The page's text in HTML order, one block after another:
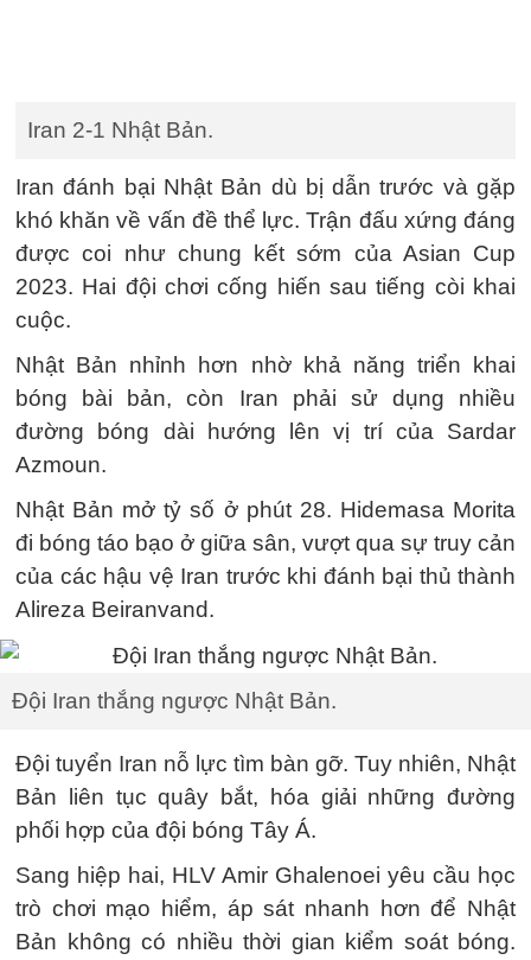
Iran 2-1 Nhật Bản.
Iran đánh bại Nhật Bản dù bị dẫn trước và gặp
khó khăn về vấn đề thể lực. Trận đấu xứng đáng
được coi như chung kết sớm của Asian Cup
2023. Hai đội chơi cống hiến sau tiếng còi khai
cuộc.
Nhật Bản nhỉnh hơn nhờ khả năng triển khai
bóng bài bản, còn Iran phải sử dụng nhiều
đường bóng dài hướng lên vị trí của Sardar
Azmoun.
Nhật Bản mở tỷ số ở phút 28. Hidemasa Morita
đi bóng táo bạo ở giữa sân, vượt qua sự truy cản
của các hậu vệ Iran trước khi đánh bại thủ thành
Alireza Beiranvand.
Đội Iran thắng ngược Nhật Bản.
Đội tuyển Iran nỗ lực tìm bàn gỡ. Tuy nhiên, Nhật
Bản liên tục quây bắt, hóa giải những đường
phối hợp của đội bóng Tây Á.
Sang hiệp hai, HLV Amir Ghalenoei yêu cầu học
trò chơi mạo hiểm, áp sát nhanh hơn để Nhật
Bản không có nhiều thời gian kiểm soát bóng.